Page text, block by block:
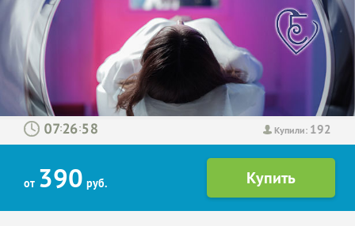
Купили: 192
: :
от 390 руб.